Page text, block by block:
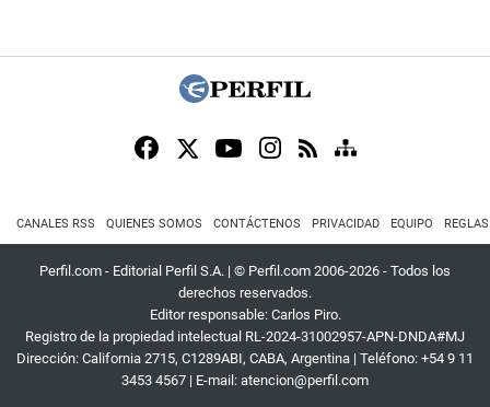
CANALES RSS QUIENES SOMOS CONTÁCTENOS PRIVACIDAD EQUIPO
Perfil.com - Editorial Perfil S.A. | © Perfil.com 2006-2026 - Todos los
derechos reservados.
Editor responsable: Carlos Piro.
Registro de la propiedad intelectual RL-2024-31002957-APN-DNDA#MJ
Dirección: California 2715, C1289ABI, CABA, Argentina | Teléfono: +54 9 11
3453 4567 | E-mail: atencion@perfil.com